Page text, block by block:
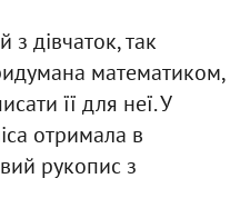
з дівчаток, так
математиком,
її для неї. У
отримала в
рукопис з